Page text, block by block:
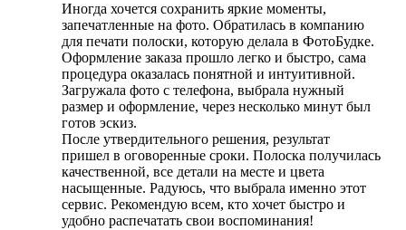
Иногда хочется сохранить яркие моменты,
запечатленные на фото. Обратилась в компанию
для печати полоски, которую делала в ФотоБудке.
Оформление заказа прошло легко и быстро, сама
процедура оказалась понятной и интуитивной.
Загружала фото с телефона, выбрала нужный
размер и оформление, через несколько минут был
готов эскиз.
После утвердительного решения, результат
пришел в оговоренные сроки. Полоска получилась
качественной, все детали на месте и цвета
насыщенные. Радуюсь, что выбрала именно этот
сервис. Рекомендую всем, кто хочет быстро и
удобно распечатать свои воспоминания!